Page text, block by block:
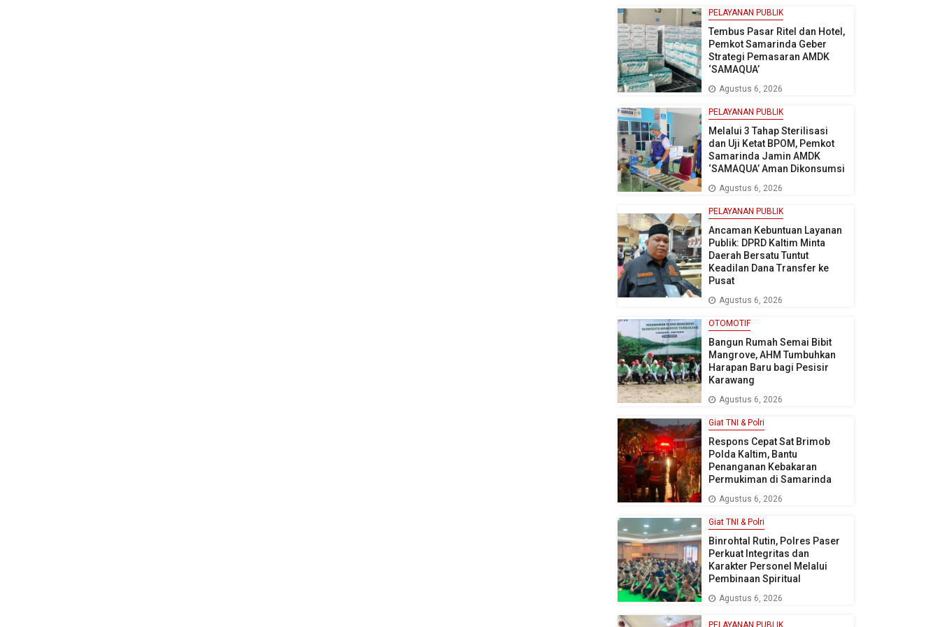
PELAYANAN PUBLIK
Tembus Pasar Ritel dan Hotel,
Pemkot Samarinda Geber
Strategi Pemasaran AMDK
‘SAMAQUA’
Agustus 6, 2026
PELAYANAN PUBLIK
Melalui 3 Tahap Sterilisasi
dan Uji Ketat BPOM, Pemkot
Samarinda Jamin AMDK
‘SAMAQUA’ Aman Dikonsumsi
Agustus 6, 2026
PELAYANAN PUBLIK
Ancaman Kebuntuan Layanan
Publik: DPRD Kaltim Minta
Daerah Bersatu Tuntut
Keadilan Dana Transfer ke
Pusat
Agustus 6, 2026
OTOMOTIF
Bangun Rumah Semai Bibit
Mangrove, AHM Tumbuhkan
Harapan Baru bagi Pesisir
Karawang
Agustus 6, 2026
Giat TNI & Polri
Respons Cepat Sat Brimob
Polda Kaltim, Bantu
Penanganan Kebakaran
Permukiman di Samarinda
Agustus 6, 2026
Giat TNI & Polri
Binrohtal Rutin, Polres Paser
Perkuat Integritas dan
Karakter Personel Melalui
Pembinaan Spiritual
Agustus 6, 2026
PELAYANAN PUBLIK